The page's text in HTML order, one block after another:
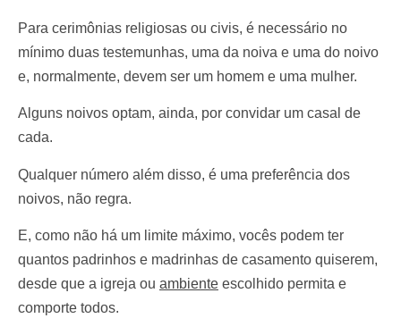
Para cerimônias religiosas ou civis, é necessário no
mínimo duas testemunhas, uma da noiva e uma do noivo
e, normalmente, devem ser um homem e uma mulher.
Alguns noivos optam, ainda, por convidar um casal de
cada.
Qualquer número além disso, é uma preferência dos
noivos, não regra.
E, como não há um limite máximo, vocês podem ter
quantos padrinhos e madrinhas de casamento quiserem,
desde que a igreja ou ambiente escolhido permita e
comporte todos.